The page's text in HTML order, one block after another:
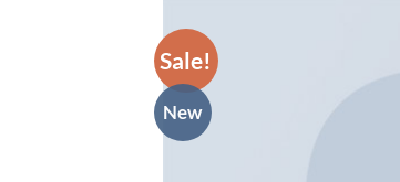
Sale!
New